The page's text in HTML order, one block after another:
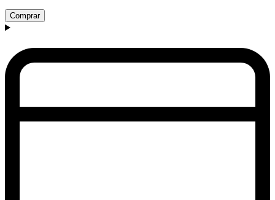
Comprar